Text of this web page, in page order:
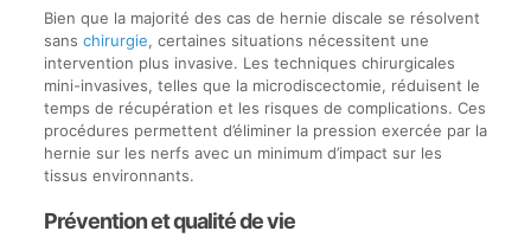
Bien que la majorité des cas de hernie discale se résolvent
sans chirurgie, certaines situations nécessitent une
intervention plus invasive. Les techniques chirurgicales
mini-invasives, telles que la microdiscectomie, réduisent le
temps de récupération et les risques de complications. Ces
procédures permettent d’éliminer la pression exercée par la
hernie sur les nerfs avec un minimum d’impact sur les
tissus environnants.
Prévention et qualité de vie